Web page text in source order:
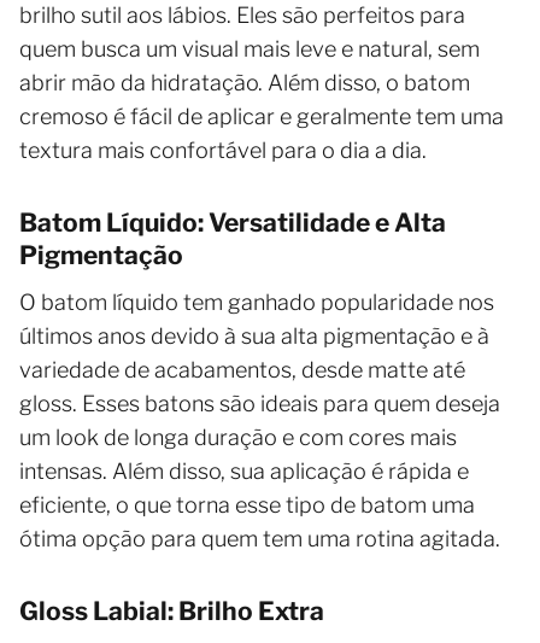
brilho sutil aos lábios. Eles são perfeitos para
quem busca um visual mais leve e natural, sem
abrir mão da hidratação. Além disso, o batom
cremoso é fácil de aplicar e geralmente tem uma
textura mais confortável para o dia a dia.
Batom Líquido: Versatilidade e Alta
Pigmentação
O batom líquido tem ganhado popularidade nos
últimos anos devido à sua alta pigmentação e à
variedade de acabamentos, desde matte até
gloss. Esses batons são ideais para quem deseja
um look de longa duração e com cores mais
intensas. Além disso, sua aplicação é rápida e
eficiente, o que torna esse tipo de batom uma
ótima opção para quem tem uma rotina agitada.
Gloss Labial: Brilho Extra